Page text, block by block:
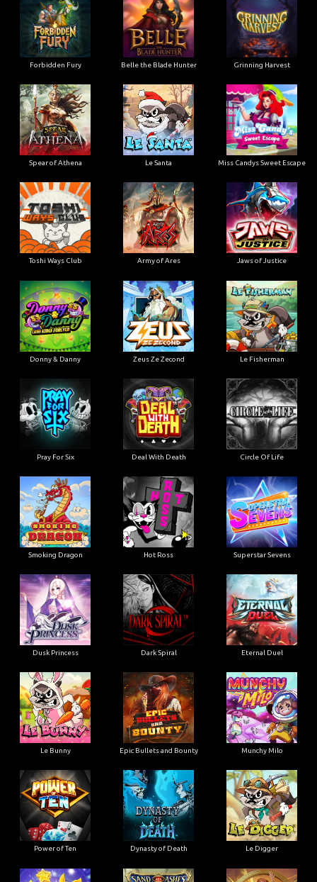
Forbidden Fury Belle the Blade Hunter Grinning Harvest
Spear of Athena Le Santa Miss Candys Sweet Escape
Toshi Ways Club Army of Ares Jaws of Justice
Donny & Danny Zeus Ze Zecond Le Fisherman
Pray For Six Deal With Death Circle Of Life
Smoking Dragon Hot Ross Superstar Sevens
Dusk Princess Dark Spiral Eternal Duel
Le Bunny Epic Bullets and Bounty Munchy Milo
Power of Ten Dynasty of Death Le Digger